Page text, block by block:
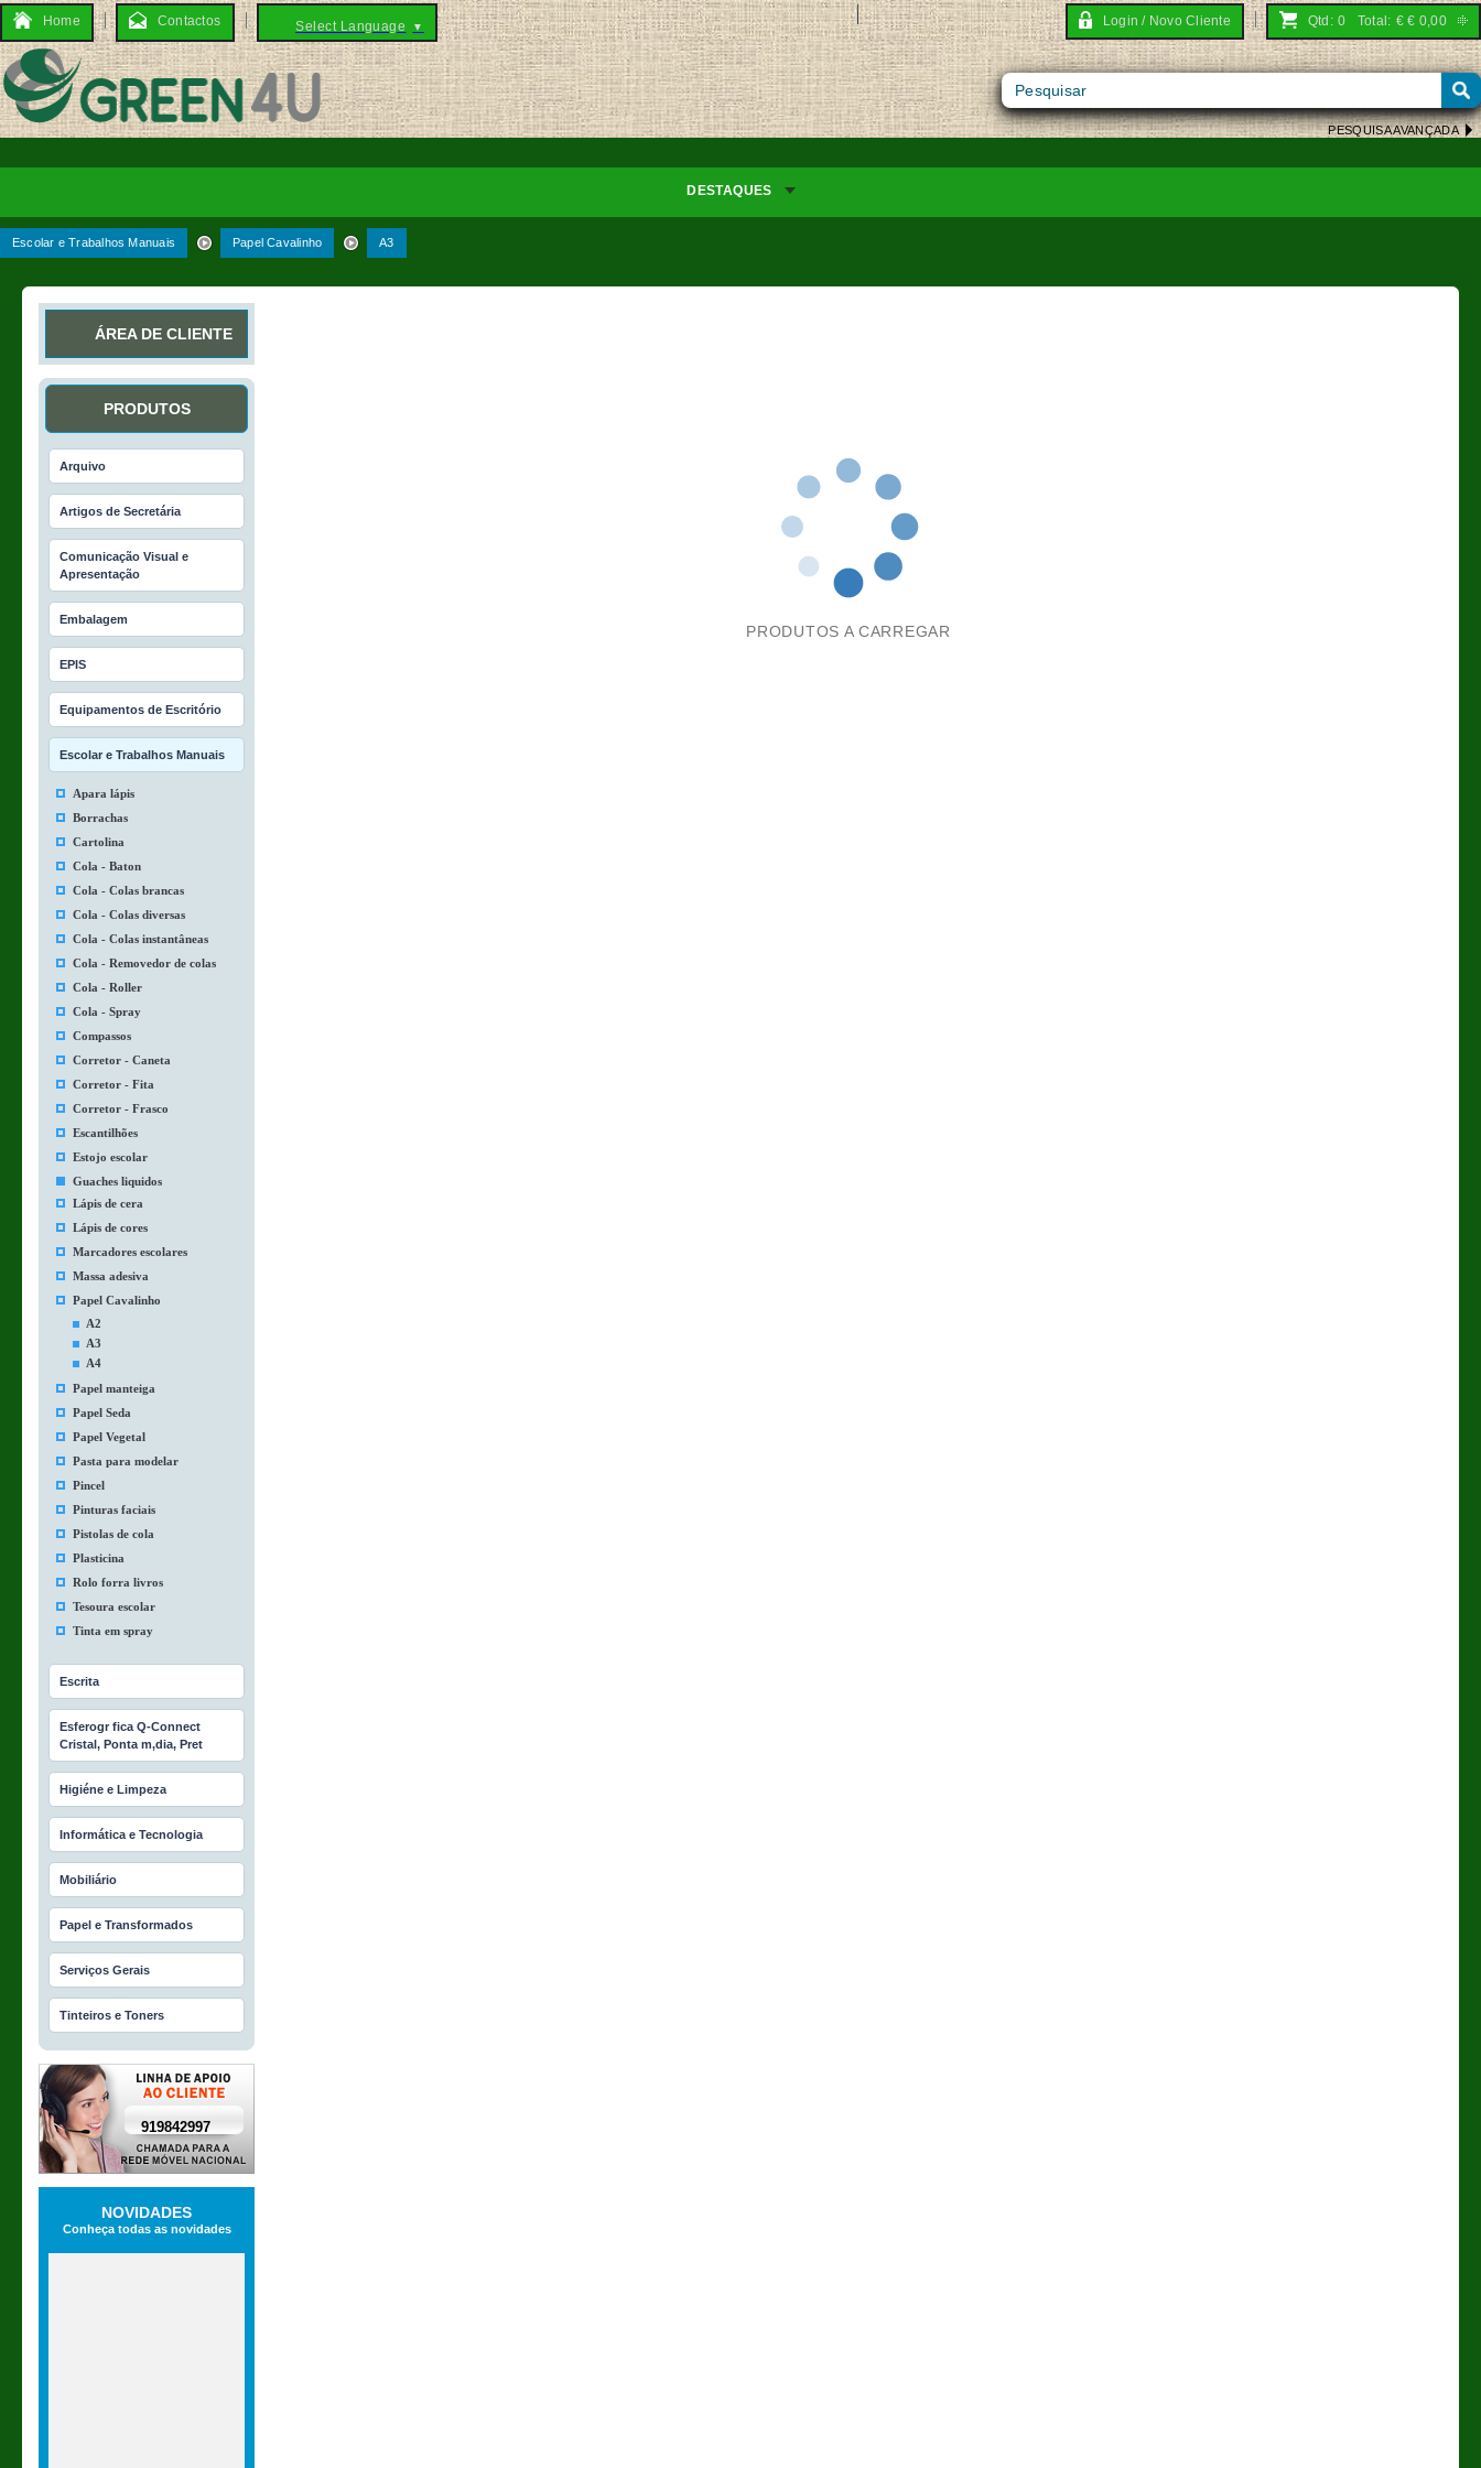
Home Contactos Select Language ▼ Login / Novo Cliente Qtd: 0 Total: €€ 0,00
PESQUISA AVANÇADA
DESTAQUES
Escolar e Trabalhos Manuais Papel Cavalinho A3
ÁREA DE CLIENTE
PRODUTOS
Arquivo
Artigos de Secretária
Comunicação Visual e
Apresentação
Embalagem
EPIS
Equipamentos de Escritório
Escolar e Trabalhos Manuais
Apara lápis
Borrachas
Cartolina
Cola - Baton
Cola - Colas brancas
Cola - Colas diversas
Cola - Colas instantâneas
Cola - Removedor de colas
Cola - Roller
Cola - Spray
Compassos
Corretor - Caneta
Corretor - Fita
Corretor - Frasco
Escantilhões
Estojo escolar
Guaches liquidos
Lápis de cera
Lápis de cores
Marcadores escolares
Massa adesiva
Papel Cavalinho
A2
A3
A4
Papel manteiga
Papel Seda
Papel Vegetal
Pasta para modelar
Pincel
Pinturas faciais
Pistolas de cola
Plasticina
Rolo forra livros
Tesoura escolar
Tinta em spray
Escrita
Esferogr fica Q-Connect
Cristal, Ponta m‚dia, Pret
Higiéne e Limpeza
Informática e Tecnologia
Mobiliário
Papel e Transformados
Serviços Gerais
Tinteiros e Toners
919842997
NOVIDADES
Conheça todas as novidades
PRODUTOS A CARREGAR